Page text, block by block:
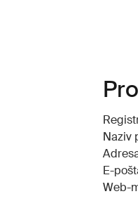
Naziv
E-
Web-